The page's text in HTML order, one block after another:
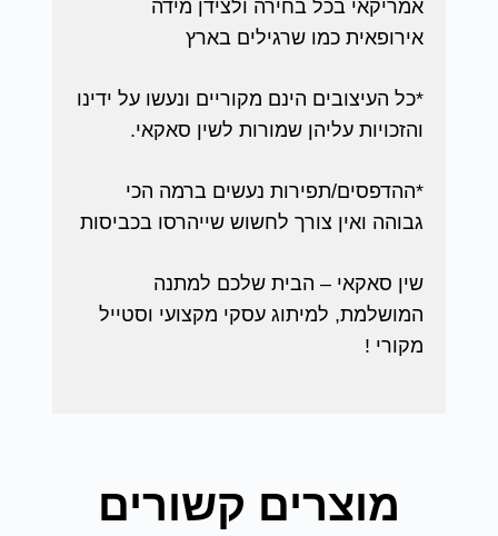
אמריקאי בכל בחירה ולצידן מידה
אירופאית כמו שרגילים בארץ
*כל העיצובים הינם מקוריים ונעשו על ידינו
והזכויות עליהן שמורות לשין סאקאי.
*ההדפסים/תפירות נעשים ברמה הכי
גבוהה ואין צורך לחשוש שייהרסו בכביסות
שין סאקאי – הבית שלכם למתנה
המושלמת, למיתוג עסקי מקצועי וסטייל
מקורי !
מוצרים קשורים